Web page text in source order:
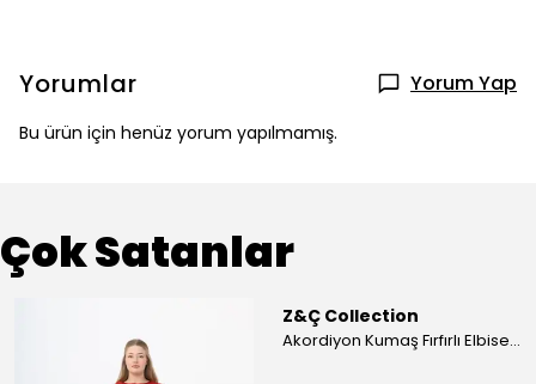
Yorumlar Yorum Yap
Bu ürün için henüz yorum yapılmamış.
Çok Satanlar
Z&Ç Collection
Akordiyon Kumaş Fırfırlı Elbise - Mavi